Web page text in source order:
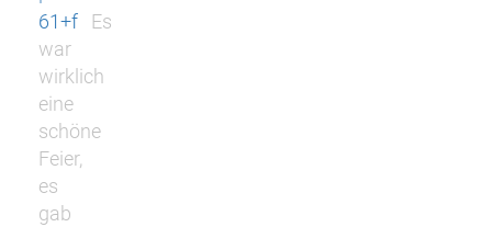
61+f
Es
war
wirklich
eine
schöne
Feier,
es
gab